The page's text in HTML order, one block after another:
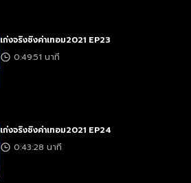
เก่งจริงชิงค่าเทอม2021 EP23
0:49:51 นาที
เก่งจริงชิงค่าเทอม2021 EP24
0:43:28 นาที